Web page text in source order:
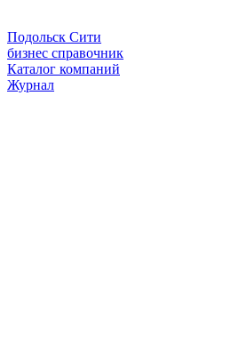
Подольск Сити
бизнес справочник
Каталог компаний
Журнал